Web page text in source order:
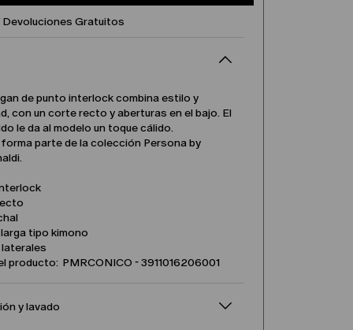
Devoluciones Gratuitos
de punto interlock combina estilo y
con un corte recto y aberturas en el bajo. El
le da al modelo un toque cálido.
parte de la colección Persona by
tipo kimono
producto: PMRCONICO - 3911016206001
y lavado